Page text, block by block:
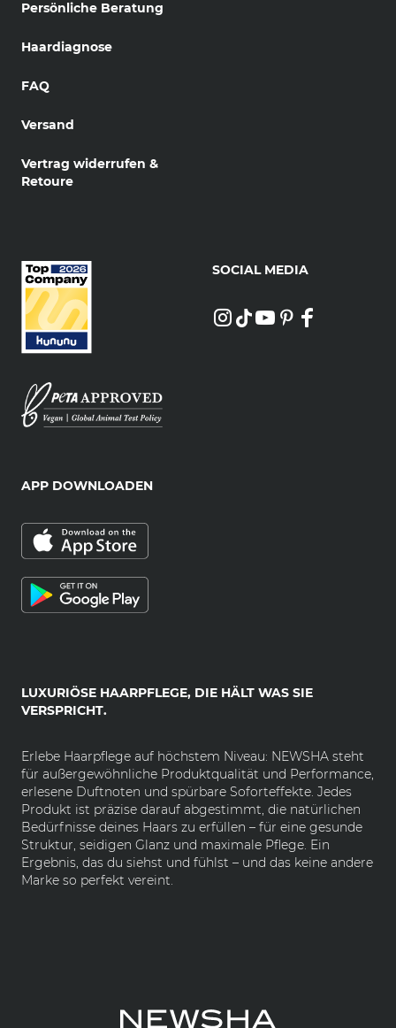
Persönliche Beratung
Haardiagnose
FAQ
Versand
Vertrag widerrufen &
Retoure
LUXURIÖSE HAARPFLEGE, DIE HÄLT WAS SIE
VERSPRICHT.
Erlebe Haarpflege auf höchstem Niveau: NEWSHA steht
für außergewöhnliche Produktqualität und Performance,
erlesene Duftnoten und spürbare Soforteffekte. Jedes
Produkt ist präzise darauf abgestimmt, die natürlichen
Bedürfnisse deines Haars zu erfüllen – für eine gesunde
Struktur, seidigen Glanz und maximale Pflege. Ein
Ergebnis, das du siehst und fühlst – und das keine andere
Marke so perfekt vereint.
SOCIAL MEDIA
APP DOWNLOADEN